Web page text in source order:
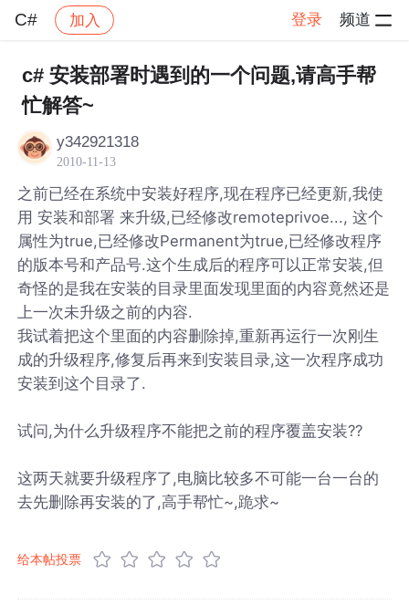
C# 加入 登录 频道
社区 C# 帖子详情
c# 安装部署时遇到的一个问题,请高手帮
忙解答~
y342921318
2010-11-13
之前已经在系统中安装好程序,现在程序已经更新,我使
用 安装和部署 来升级,已经修改remoteprivoe..., 这个
属性为true,已经修改Permanent为true,已经修改程序
的版本号和产品号.这个生成后的程序可以正常安装,但
奇怪的是我在安装的目录里面发现里面的内容竟然还是
上一次未升级之前的内容.
我试着把这个里面的内容删除掉,重新再运行一次刚生
成的升级程序,修复后再来到安装目录,这一次程序成功
安装到这个目录了.
试问,为什么升级程序不能把之前的程序覆盖安装??
这两天就要升级程序了,电脑比较多不可能一台一台的
去先删除再安装的了,高手帮忙~,跪求~
给本帖投票